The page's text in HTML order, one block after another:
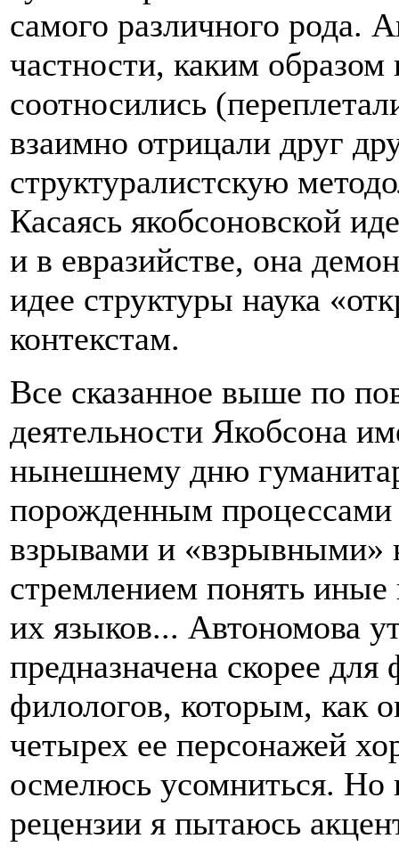
самого различного рода.
частности, каким образом
соотносились
взаимно отрицали друг
структуралистскую
Касаясь якобсоновской
и в евразийстве, она
идее структуры наука
контекстам.
Все сказанное выше по
деятельности Якобсона
нынешнему дню
порожденным процессами
взрывами и «взрывными»
стремлением понять
их языков... Автономова
предназначена скорее
филологов, которым, как
четырех ее персонажей
осмелюсь усомниться. Но
рецензии я пытаюсь